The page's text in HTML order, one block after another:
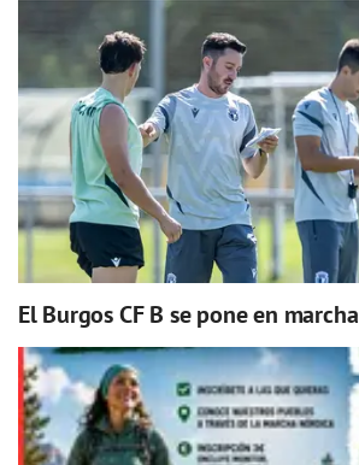
El Burgos CF B se pone en marcha